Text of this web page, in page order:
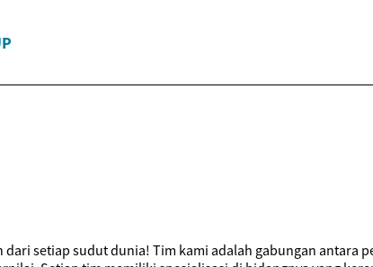
setiap sudut dunia! Tim kami adalah gabungan antara